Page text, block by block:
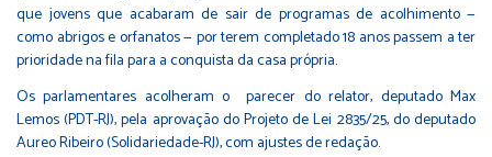
que jovens que acabaram de sair de programas de acolhimento —
como abrigos e orfanatos — por terem completado 18 anos passem a ter
prioridade na fila para a conquista da casa própria.
Os parlamentares acolheram oparecer do relator, deputado Max
Lemos (PDT-RJ), pela aprovação do Projeto de Lei 2835/25, do deputado
Aureo Ribeiro (Solidariedade-RJ), com ajustes de redação.